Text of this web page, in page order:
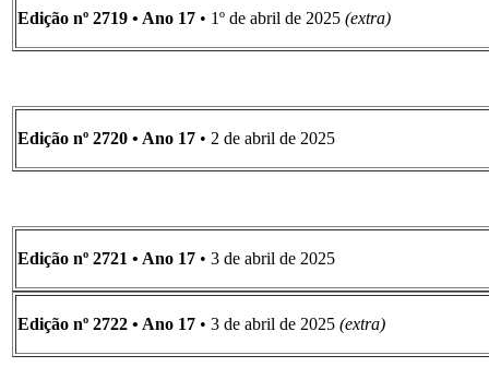
Edição nº 2719 • Ano 17 • 1º de abril de 2025 (extra)
Edição nº 2720 • Ano 17 • 2 de abril de 2025
Edição nº 2721 • Ano 17 • 3 de abril de 2025
Edição nº 2722 • Ano 17 • 3 de abril de 2025 (extra)